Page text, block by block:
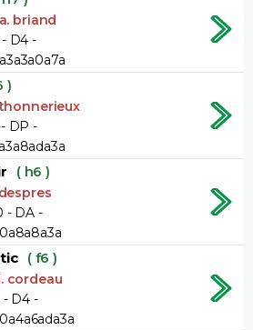
briand
D4 -
)
DP -
( h6 )
- DA -
( f6 )
cordeau
- D4 -